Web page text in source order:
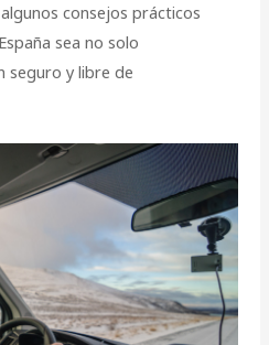
consejos prácticos
sea no solo
seguro y libre de